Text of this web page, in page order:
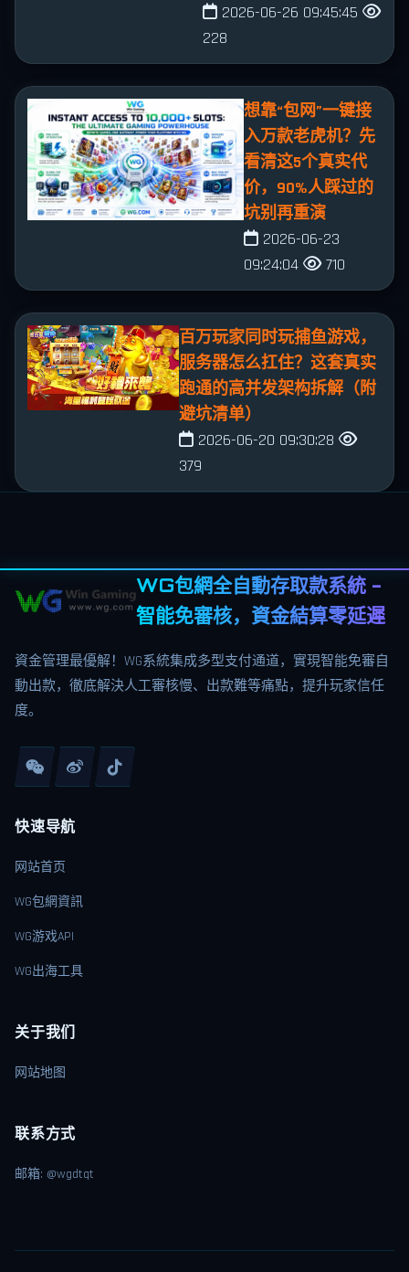
2026-06-26 09:45:45
228
想靠“包网”一键接
入万款老虎机？先
看清这5个真实代
价，90%人踩过的
坑别再重演
2026-06-23
09:24:04
710
百万玩家同时玩捕鱼游戏，
服务器怎么扛住？这套真实
跑通的高并发架构拆解（附
避坑清单）
2026-06-20 09:30:28
379
WG包網全自動存取款系統 -
智能免審核，資金結算零延遲
資金管理最優解！WG系統集成多型支付通道，實現智能免審自
動出款，徹底解決人工審核慢、出款難等痛點，提升玩家信任
度。
快速导航
网站首页
WG包網資訊
WG游戏API
WG出海工具
关于我们
网站地图
联系方式
邮箱: @wgdtqt